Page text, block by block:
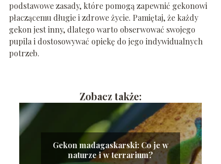
podstawowe zasady, które pomogą zapewnić gekonowi
płaczącemu długie i zdrowe życie. Pamiętaj, że każdy
gekon jest inny, dlatego warto obserwować swojego
pupila i dostosowywać opiekę do jego indywidualnych
potrzeb.
Zobacz także:
Gekon madagaskarski: Co je w
naturze i w terrarium?